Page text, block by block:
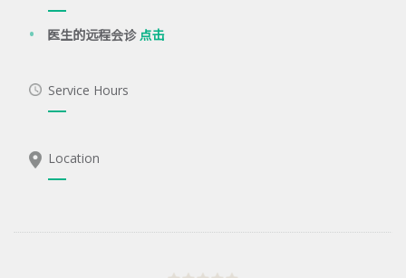
医生的远程会诊点击
Service Hours
Location